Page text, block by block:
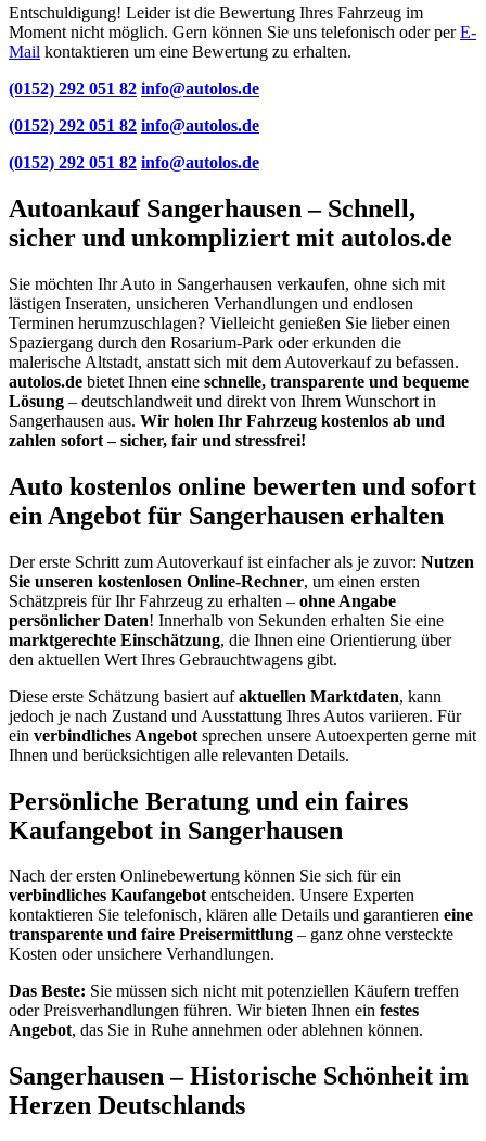
Entschuldigung! Leider ist die Bewertung Ihres Fahrzeug im
Moment nicht möglich. Gern können Sie uns telefonisch oder perE-
Mail kontaktieren um eine Bewertung zu erhalten.
(0152) 292 051 82 info@autolos.de
(0152) 292 051 82 info@autolos.de
(0152) 292 051 82 info@autolos.de
Autoankauf Sangerhausen – Schnell,
sicher und unkompliziert mit autolos.de
Sie möchten Ihr Auto in Sangerhausen verkaufen, ohne sich mit
lästigen Inseraten, unsicheren Verhandlungen und endlosen
Terminen herumzuschlagen? Vielleicht genießen Sie lieber einen
Spaziergang durch den Rosarium-Park oder erkunden die
malerische Altstadt, anstatt sich mit dem Autoverkauf zu befassen.
autolos.de bietet Ihnen eine schnelle, transparente und bequeme
Lösung – deutschlandweit und direkt von Ihrem Wunschort in
Sangerhausen aus. Wir holen Ihr Fahrzeug kostenlos ab und
zahlen sofort – sicher, fair und stressfrei!
Auto kostenlos online bewerten und sofort
ein Angebot für Sangerhausen erhalten
Der erste Schritt zum Autoverkauf ist einfacher als je zuvor: Nutzen
Sie unseren kostenlosen Online-Rechner, um einen ersten
Schätzpreis für Ihr Fahrzeug zu erhalten – ohne Angabe
persönlicher Daten! Innerhalb von Sekunden erhalten Sie eine
marktgerechte Einschätzung, die Ihnen eine Orientierung über
den aktuellen Wert Ihres Gebrauchtwagens gibt.
Diese erste Schätzung basiert aufaktuellen Marktdaten, kann
jedoch je nach Zustand und Ausstattung Ihres Autos variieren. Für
ein verbindliches Angebot sprechen unsere Autoexperten gerne mit
Ihnen und berücksichtigen alle relevanten Details.
Persönliche Beratung und ein faires
Kaufangebot in Sangerhausen
Nach der ersten Onlinebewertung können Sie sich für ein
verbindliches Kaufangebotentscheiden. Unsere Experten
kontaktieren Sie telefonisch, klären alle Details und garantieren eine
transparente und faire Preisermittlung – ganz ohne versteckte
Kosten oder unsichere Verhandlungen.
Das Beste: Sie müssen sich nicht mit potenziellen Käufern treffen
oder Preisverhandlungen führen. Wir bieten Ihnen ein festes
Angebot, das Sie in Ruhe annehmen oder ablehnen können.
Sangerhausen – Historische Schönheit im
Herzen Deutschlands